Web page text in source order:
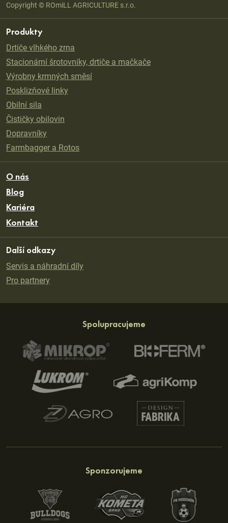
Copyright © ROmiLL AGRICULTURE s.r.o.
Produkty
Drtiče vlhkého zrna
Stacionární šrotovníky, drtiče a mačkače
Výrobny krmných směsí
Posklizňové linky
Obilní sila
Čističky obilovin
Dopravníky
Farmbagger a Rotos
O nás
Blog
Kariéra
Kontakt
Další odkazy
Servis a náhradní díly
Pro partnery
Spolupracujeme
Sponzorujeme